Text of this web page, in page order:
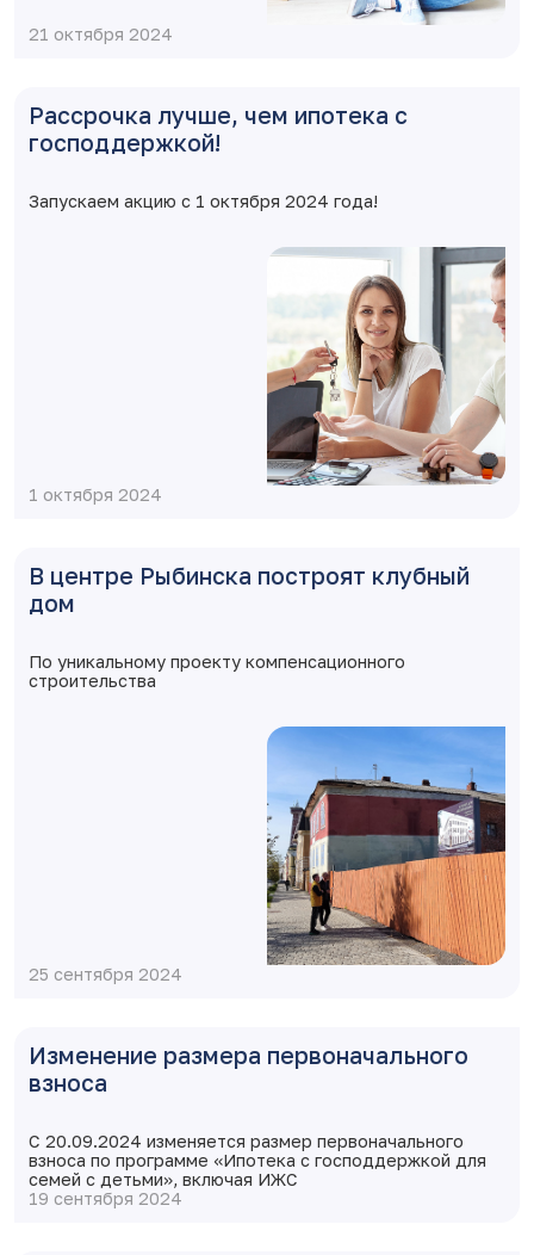
21 октября 2024
Рассрочка лучше, чем ипотека с
господдержкой!
Запускаем акцию с 1 октября 2024 года!
1 октября 2024
В центре Рыбинска построят клубный
дом
По уникальному проекту компенсационного
строительства
25 сентября 2024
Изменение размера первоначального
взноса
С 20.09.2024 изменяется размер первоначального
взноса по программе «Ипотека с господдержкой для
семей с детьми», включая ИЖС
19 сентября 2024